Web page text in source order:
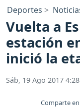
Deportes
Vuelta a
estación
inició la
Sáb, 19 Ago 2017
Comparte